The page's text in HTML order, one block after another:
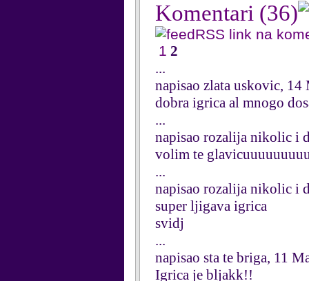
Komentari (36)
RSS link na
1 2
...
napisao zlata uskovic, 14
dobra igrica al mnogo
...
napisao rozalija nikolic i
volim te
...
napisao rozalija nikolic i
super ljigava igrica
svidj
...
napisao sta te briga, 11
Igrica je bljakk!!